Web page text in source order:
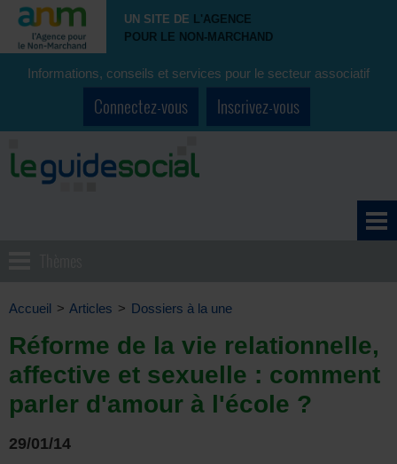
UN SITE DE L'AGENCE
POUR LE NON-MARCHAND
Informations, conseils et services pour le secteur associatif
Connectez-vous Inscrivez-vous
Accueil > Articles > Dossiers à la une
Réforme de la vie relationnelle,
affective et sexuelle : comment
parler d'amour à l'école ?
29/01/14